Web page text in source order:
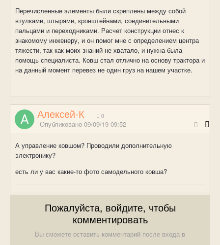
Перечисленные элементы были скреплены между собой
втулками, штырями, кронштейнами, соединительными
пальцами и переходниками. Расчет конструкции отнес к
знакомому инженеру, и он помог мне с определением центра
тяжести, так как моих знаний не хватало, и нужна была
помощь специалиста. Ковш стал отлично на основу трактора и
на данный момент перевез не один груз на нашем участке.
Алексей-К 0
Опубликовано 09/09/19 09:52
А управление ковшом? Проводили дополнительную
электронику?
есть ли у вас какие-то фото самодельного ковша?
Пожалуйста, войдите, чтобы
комментировать
Вы сможете оставить комментарий после входа в